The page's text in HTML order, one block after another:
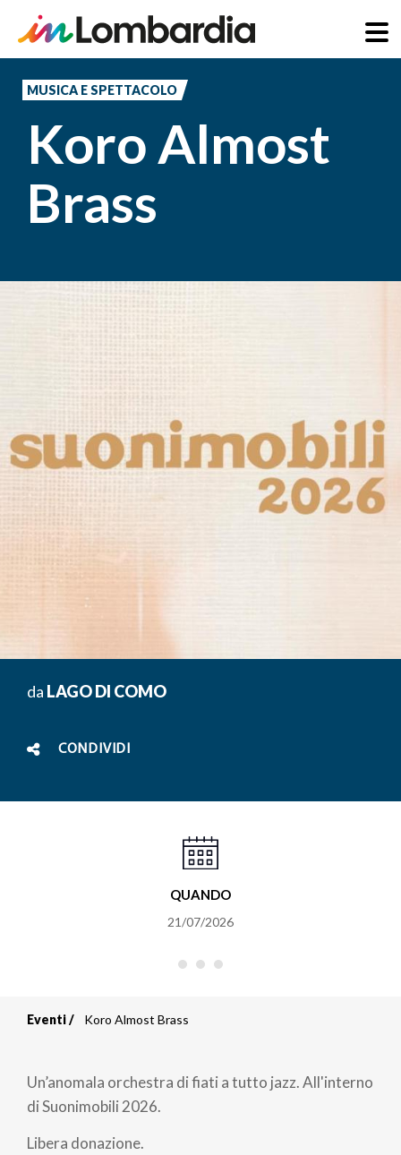
principale
MUSICA E SPETTACOLO
Koro Almost
Brass
da LAGO DI COMO
CONDIVIDI
QUANDO
21/07/2026
di
pane
Eventi Koro Almost Brass
Un’anomala orchestra di fiati a tutto jazz. All'interno
di Suonimobili 2026.
Libera donazione.